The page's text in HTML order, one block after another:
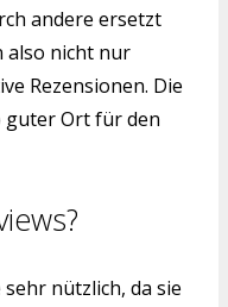
andere ersetzt
also nicht nur
Rezensionen. Die
guter Ort für den
nützlich, da sie